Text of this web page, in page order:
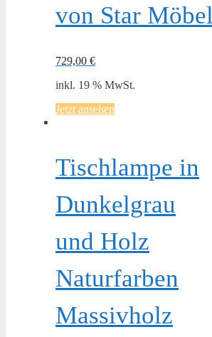
von Star Möbel
729,00 €
inkl. 19 % MwSt.
Jetzt ansehen
Tischlampe in
Dunkelgrau
und Holz
Naturfarben
Massivholz